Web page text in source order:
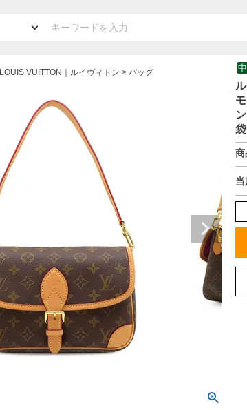
LOUIS VUITTON｜ルイヴィトン バッグ
商